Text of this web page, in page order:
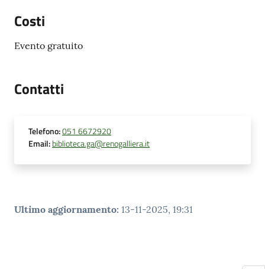
Costi
Evento gratuito
Contatti
Telefono:051 6672920
Email:biblioteca.ga@renogalliera.it
Ultimo aggiornamento: 13-11-2025, 19:31